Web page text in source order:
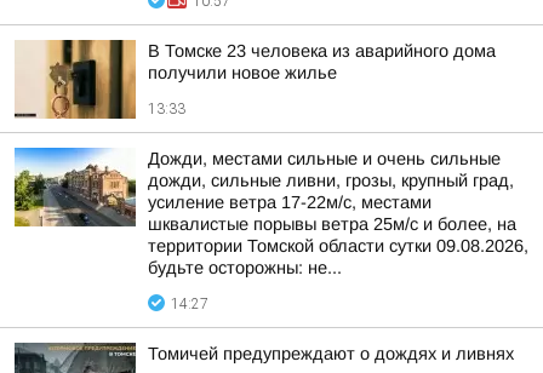
В Томске 23 человека из аварийного дома
получили новое жилье
13:33
Дожди, местами сильные и очень сильные
дожди, сильные ливни, грозы, крупный град,
усиление ветра 17-22м/с, местами
шквалистые порывы ветра 25м/с и более, на
территории Томской области сутки 09.08.2026,
будьте осторожны: не...
14:27
Томичей предупреждают о дождях и ливнях